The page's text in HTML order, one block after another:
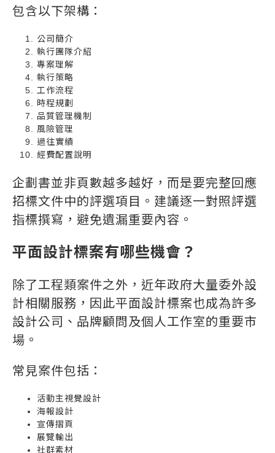
包含以下架構：
公司簡介
執行團隊介紹
專案理解
執行策略
工作流程
時程規劃
品質管理機制
風險管理
過往實績
經費配置說明
企劃書並非頁數越多越好，而是要完整回應
招標文件中的評選項目。建議逐一對照評選
指標撰寫，避免遺漏重要內容。
平面設計標案有哪些機會？
除了工程類案件之外，近年政府大量委外設
計相關服務，因此平面設計標案也成為許多
設計公司、品牌顧問及個人工作室的重要市
場。
常見案件包括：
活動主視覺設計
海報設計
宣傳摺頁
展覽輸出
社群素材